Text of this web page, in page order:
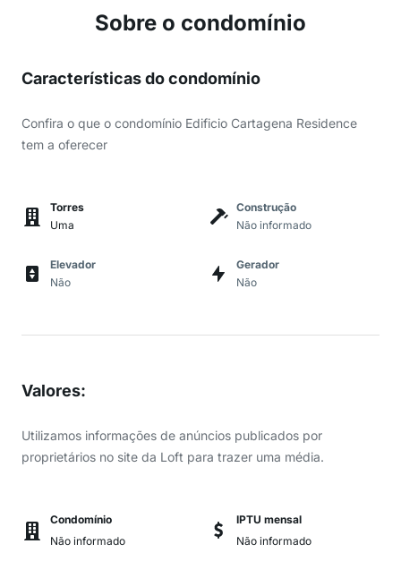
Sobre o condomínio
Características do condomínio
Confira o que o condomínio Edificio Cartagena Residence
tem a oferecer
Torres
Uma
Construção
Não informado
Elevador
Não
Gerador
Não
Valores:
Utilizamos informações de anúncios publicados por
proprietários no site da Loft para trazer uma média.
Condomínio
Não informado
IPTU mensal
Não informado